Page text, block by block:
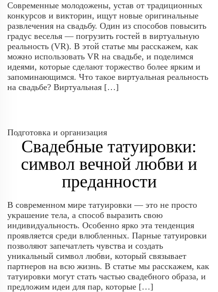
Современные молодожены, устав от традиционных
конкурсов и викторин, ищут новые оригинальные
развлечения на свадьбу. Один из способов повысить
градус веселья — погрузить гостей в виртуальную
реальность (VR). В этой статье мы расскажем, как
можно использовать VR на свадьбе, и поделимся
идеями, которые сделают торжество более ярким и
запоминающимся. Что такое виртуальная реальность
на свадьбе? Виртуальная […]
Подготовка и организация
Свадебные татуировки:
символ вечной любви и
преданности
В современном мире татуировки — это не просто
украшение тела, а способ выразить свою
индивидуальность. Особенно ярко эта тенденция
проявляется среди влюбленных. Парные татуировки
позволяют запечатлеть чувства и создать
уникальный символ любви, который связывает
партнеров на всю жизнь. В статье мы расскажем, как
татуировки могут стать частью свадебного образа, и
предложим идеи для пар, которые […]